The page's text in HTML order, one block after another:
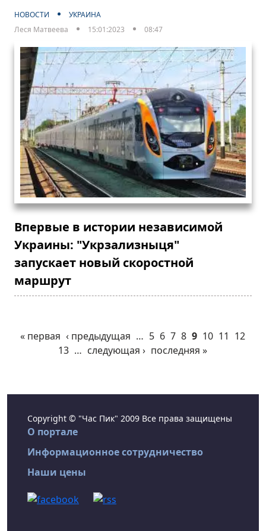
НОВОСТИ
УКРАИНА
Леся Матвеева
15:01:2023 08:47
Впервые в истории независимой
Украины: "Укрзализныця"
запускает новый скоростной
маршрут
« первая ‹ предыдущая … 5 6 7 8 9 10 11 12
13 … следующая › последняя »
Copyright © "Час Пик" 2009 Все права защищены
О портале
Информационное сотрудничество
Наши цены